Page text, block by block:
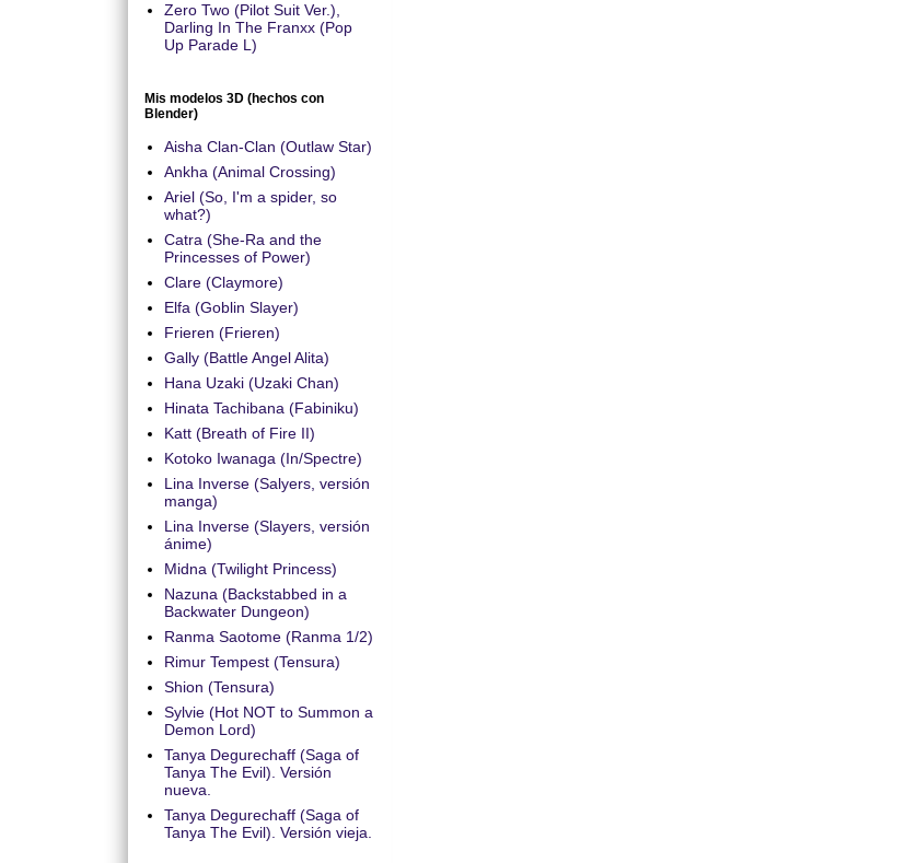
Zero Two (Pilot Suit Ver.),
Darling In The Franxx (Pop
Up Parade L)
Mis modelos 3D (hechos con
Blender)
Aisha Clan-Clan (Outlaw Star)
Ankha (Animal Crossing)
Ariel (So, I'm a spider, so
what?)
Catra (She-Ra and the
Princesses of Power)
Clare (Claymore)
Elfa (Goblin Slayer)
Frieren (Frieren)
Gally (Battle Angel Alita)
Hana Uzaki (Uzaki Chan)
Hinata Tachibana (Fabiniku)
Katt (Breath of Fire II)
Kotoko Iwanaga (In/Spectre)
Lina Inverse (Salyers, versión
manga)
Lina Inverse (Slayers, versión
ánime)
Midna (Twilight Princess)
Nazuna (Backstabbed in a
Backwater Dungeon)
Ranma Saotome (Ranma 1/2)
Rimur Tempest (Tensura)
Shion (Tensura)
Sylvie (Hot NOT to Summon a
Demon Lord)
Tanya Degurechaff (Saga of
Tanya The Evil). Versión
nueva.
Tanya Degurechaff (Saga of
Tanya The Evil). Versión vieja.